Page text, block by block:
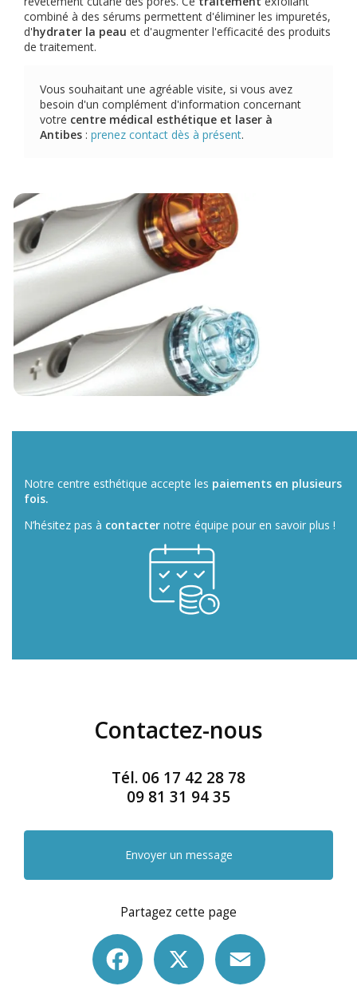
combiné à des sérums permettent d'éliminer les impuretés,
d'hydrater la peau et d'augmenter l'efficacité des produits
de traitement.
Vous souhaitant une agréable visite, si vous avez
besoin d'un complément d'information concernant
votre centre médical esthétique et laser à
Antibes : prenez contact dès à présent.
Notre centre esthétique accepte les paiements en plusieurs
fois.
N’hésitez pas à contacter notre équipe pour en savoir plus !
Contactez-nous
Tél. 06 17 42 28 78
09 81 31 94 35
Envoyer un message
Partagez cette page
Facebook